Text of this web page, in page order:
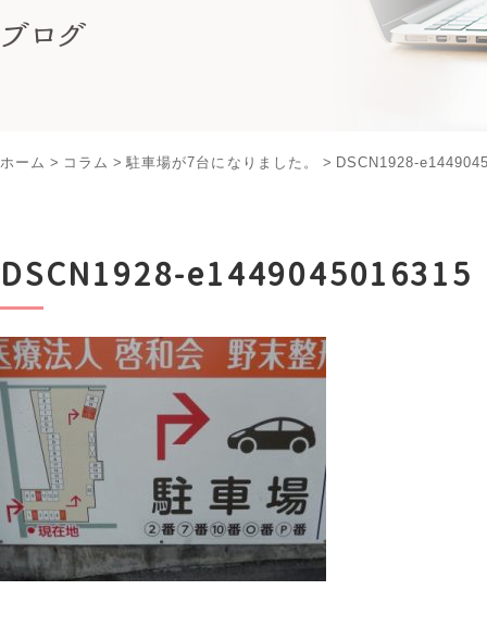
ブログ
ホーム > コラム >駐車場が7台になりました。 > DSCN1928-
DSCN1928-e1449045016315